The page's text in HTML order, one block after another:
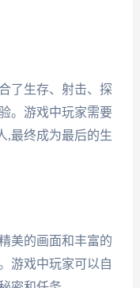
了生存、射击、探
。游戏中玩家需要
,最终成为最后的生
美的画面和丰富的
游戏中玩家可以自